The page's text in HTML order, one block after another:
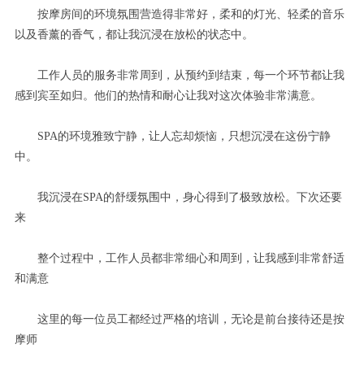
按摩房间的环境氛围营造得非常好，柔和的灯光、轻柔的音乐
以及香薰的香气，都让我沉浸在放松的状态中。
工作人员的服务非常周到，从预约到结束，每一个环节都让我
感到宾至如归。他们的热情和耐心让我对这次体验非常满意。
SPA的环境雅致宁静，让人忘却烦恼，只想沉浸在这份宁静
中。
我沉浸在SPA的舒缓氛围中，身心得到了极致放松。下次还要
来
整个过程中，工作人员都非常细心和周到，让我感到非常舒适
和满意
这里的每一位员工都经过严格的培训，无论是前台接待还是按
摩师